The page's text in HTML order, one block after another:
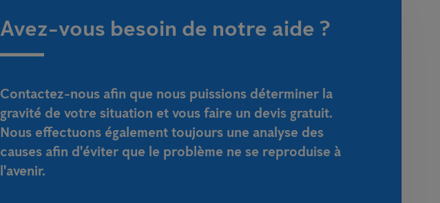
Avez-vous besoin de notre aide ?
Contactez-nous afin que nous puissions déterminer la
gravité de votre situation et vous faire un devis gratuit.
Nous effectuons également toujours une analyse des
causes afin d'éviter que le problème ne se reproduise à
l'avenir.